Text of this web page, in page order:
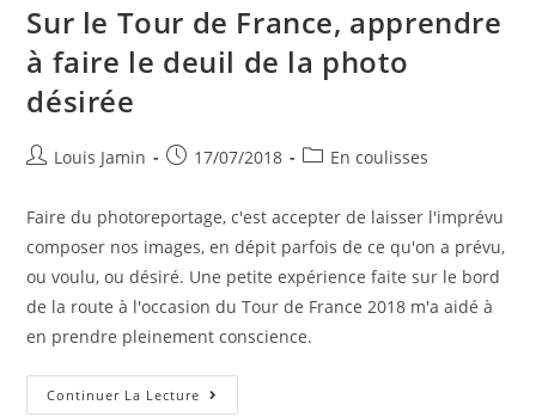
Sur le Tour de France, apprendre
à faire le deuil de la photo
désirée
Louis Jamin 17/07/2018 En coulisses
Faire du photoreportage, c'est accepter de laisser l'imprévu
composer nos images, en dépit parfois de ce qu'on a prévu,
ou voulu, ou désiré. Une petite expérience faite sur le bord
de la route à l'occasion du Tour de France 2018 m'a aidé à
en prendre pleinement conscience.
Continuer La Lecture